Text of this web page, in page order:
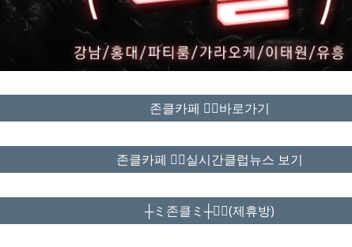
존클카페 ❤️‍🔥바로가기
존클카페 ❤️‍🔥실시간클럽뉴스 보기
┼ミ존클ミ┼❤️‍🔥(제휴방)